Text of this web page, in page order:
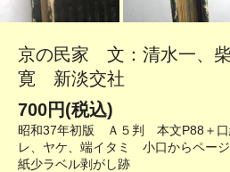
京の民家 文：清水一、
寛 新淡交社
700円(税込)
昭和37年初版 Ａ５判 本文P88＋
レ、ヤケ、端イタミ 小口からペー
紙少ラベル剥がし跡